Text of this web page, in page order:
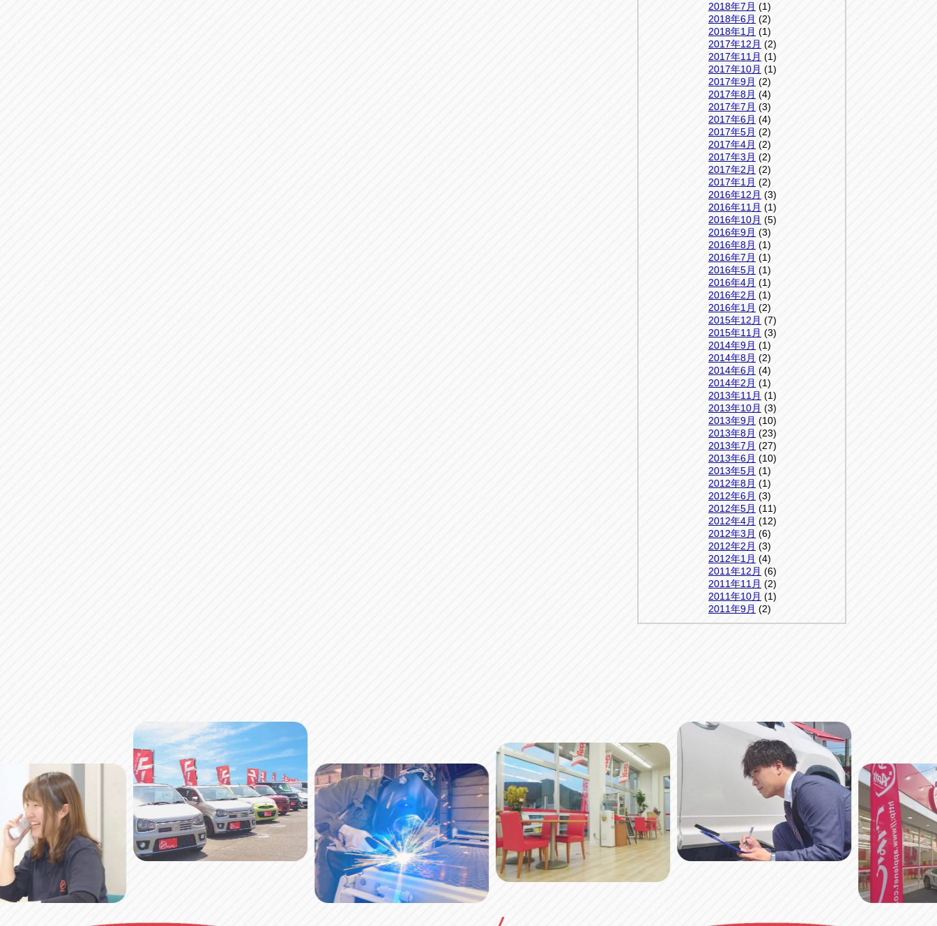
2018年7月 (1)
2018年6月 (2)
2018年1月 (1)
2017年12月 (2)
2017年11月 (1)
2017年10月 (1)
2017年9月 (2)
2017年8月 (4)
2017年7月 (3)
2017年6月 (4)
2017年5月 (2)
2017年4月 (2)
2017年3月 (2)
2017年2月 (2)
2017年1月 (2)
2016年12月 (3)
2016年11月 (1)
2016年10月 (5)
2016年9月 (3)
2016年8月 (1)
2016年7月 (1)
2016年5月 (1)
2016年4月 (1)
2016年2月 (1)
2016年1月 (2)
2015年12月 (7)
2015年11月 (3)
2014年9月 (1)
2014年8月 (2)
2014年6月 (4)
2014年2月 (1)
2013年11月 (1)
2013年10月 (3)
2013年9月 (10)
2013年8月 (23)
2013年7月 (27)
2013年6月 (10)
2013年5月 (1)
2012年8月 (1)
2012年6月 (3)
2012年5月 (11)
2012年4月 (12)
2012年3月 (6)
2012年2月 (3)
2012年1月 (4)
2011年12月 (6)
2011年11月 (2)
2011年10月 (1)
2011年9月 (2)